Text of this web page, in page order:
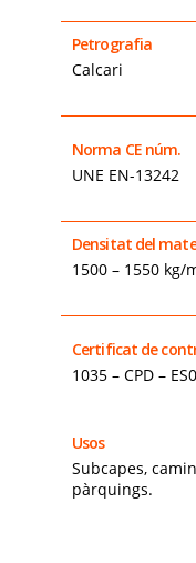
Petrografia
Calcari
Norma CE núm.
UNE EN-13242
Densitat del
1500 – 1550 kg/
Certificat de
1035 – CPD –
Usos
Subcapes,
pàrquings.